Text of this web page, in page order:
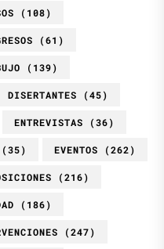
(108)
(61)
(139)
DISERTANTES (45)
ENTREVISTAS (36)
(35) EVENTOS (262)
(216)
(186)
(247)